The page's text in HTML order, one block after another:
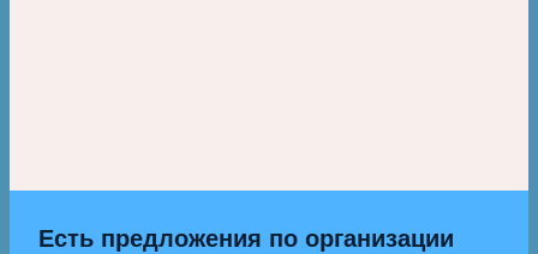
Есть предложения по организации